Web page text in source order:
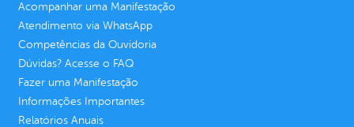
Acompanhar uma Manifestação
Atendimento via WhatsApp
Competências da Ouvidoria
Dúvidas? Acesse o FAQ
Fazer uma Manifestação
Informações Importantes
Relatórios Anuais